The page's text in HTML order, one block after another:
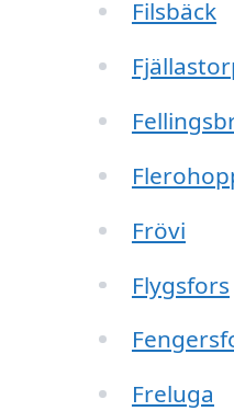
Filsbäck
Frövi
Flygsfors
Freluga